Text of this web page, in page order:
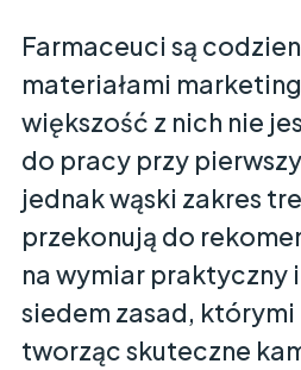
Farmaceuci są
materiałami
większość z nich nie
do pracy przy
jednak wąski zakres
przekonują do
na wymiar praktyczny
siedem zasad, którymi
tworząc skuteczne